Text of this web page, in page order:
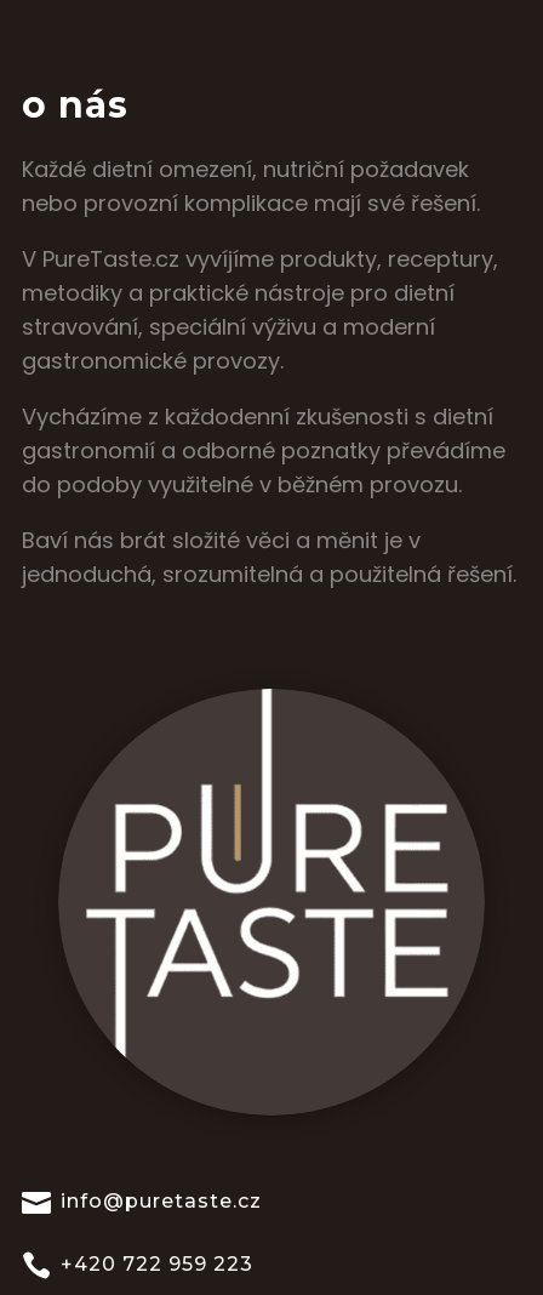
o nás
Každé dietní omezení, nutriční požadavek
nebo provozní komplikace mají své řešení.
V PureTaste.cz vyvíjíme produkty, receptury,
metodiky a praktické nástroje pro dietní
stravování, speciální výživu a moderní
gastronomické provozy.
Vycházíme z každodenní zkušenosti s dietní
gastronomií a odborné poznatky převádíme
do podoby využitelné v běžném provozu.
Baví nás brát složité věci a měnit je v
jednoduchá, srozumitelná a použitelná řešení.
 info@puretaste.cz
 +420 722 959 223